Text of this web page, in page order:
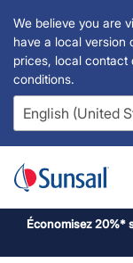
We believe you are
have a local version
prices, local contact
conditions.
Économisez 20%*